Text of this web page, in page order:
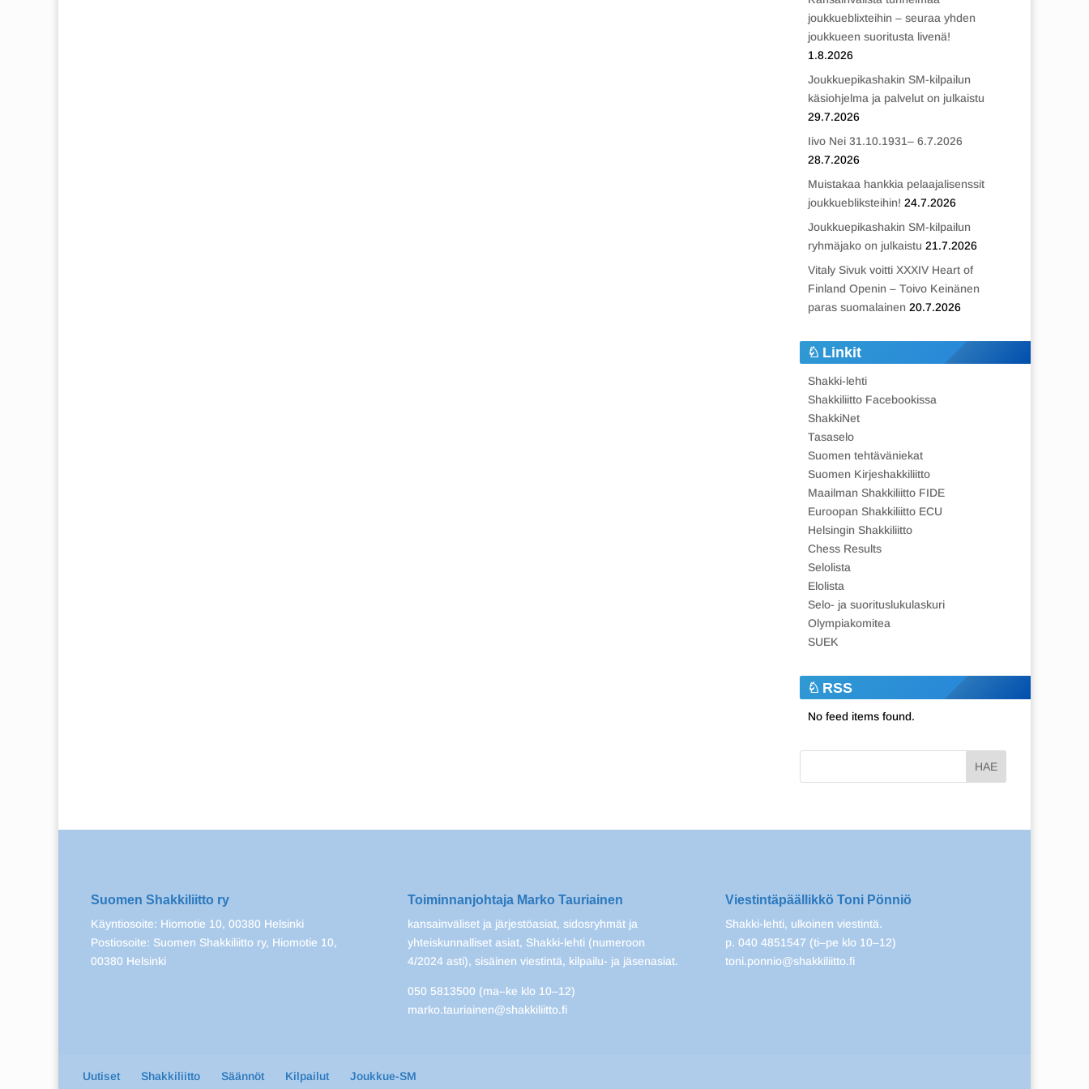
joukkueblixteihin – seuraa yhden
joukkueen suoritusta livenä!
1.8.2026
Joukkuepikashakin SM-kilpailun
käsiohjelma ja palvelut on julkaistu
29.7.2026
Iivo Nei 31.10.1931– 6.7.2026
28.7.2026
Muistakaa hankkia pelaajalisenssit
joukkuebliksteihin! 24.7.2026
Joukkuepikashakin SM-kilpailun
ryhmäjako on julkaistu 21.7.2026
Vitaly Sivuk voitti XXXIV Heart of
Finland Openin – Toivo Keinänen
paras suomalainen 20.7.2026
Linkit
Shakki-lehti
Shakkiliitto Facebookissa
ShakkiNet
Tasaselo
Suomen tehtäväniekat
Suomen Kirjeshakkiliitto
Maailman Shakkiliitto FIDE
Euroopan Shakkiliitto ECU
Helsingin Shakkiliitto
Chess Results
Selolista
Elolista
Selo- ja suorituslukulaskuri
Olympiakomitea
SUEK
RSS
No feed items found.
Suomen Shakkiliitto ry
Käyntiosoite: Hiomotie 10, 00380 Helsinki
Postiosoite: Suomen Shakkiliitto ry, Hiomotie 10,
00380 Helsinki
Toiminnanjohtaja Marko Tauriainen
kansainväliset ja järjestöasiat, sidosryhmät ja
yhteiskunnalliset asiat, Shakki-lehti (numeroon
4/2024 asti), sisäinen viestintä, kilpailu- ja jäsenasiat.
050 5813500 (ma–ke klo 10–12)
marko.tauriainen@shakkiliitto.fi
Viestintäpäällikkö Toni Pönniö
Shakki-lehti, ulkoinen viestintä.
p. 040 4851547 (ti–pe klo 10–12)
toni.ponnio@shakkiliitto.fi
Uutiset Shakkiliitto Säännöt Kilpailut Joukkue-SM